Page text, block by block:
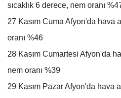
sıcaklık 6 derece, nem oranı
27 Kasım Cuma Afyon'da hava
oranı %46
28 Kasım Cumartesi Afyon'da
nem oranı %39
29 Kasım Pazar Afyon'da hava